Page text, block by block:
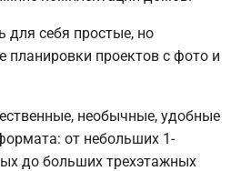
для себя простые, но
планировки проектов с фото и
необычные, удобные
от небольших 1-
до больших трехэтажных